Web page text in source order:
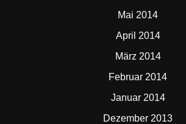
Mai 2014
April 2014
März 2014
Februar 2014
Januar 2014
Dezember 2013